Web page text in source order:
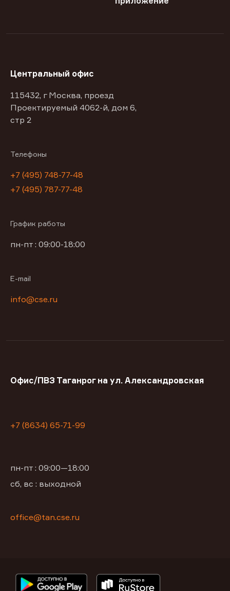
Центральный офис
115432, г Москва, проезд
Проектируемый 4062-й, дом 6,
стр 2
Телефоны
+7 (495) 748-77-48
+7 (495) 787-77-48
График работы
пн-пт : 09:00-18:00
E-mail
info@cse.ru
Офис/ПВЗ Таганрог на ул. Александровская
+7 (8634) 65-71-99
пн-пт : 09:00—18:00
сб, вс : выходной
office@tan.cse.ru